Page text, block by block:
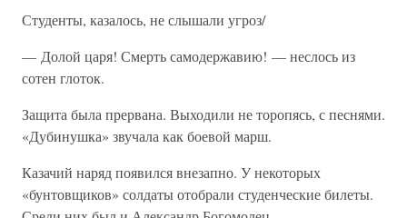
Студенты, казалось, не слышали угроз/
— Долой царя! Смерть самодержавию! — неслось из
сотен глоток.
Защита была прервана. Выходили не торопясь, с песнями.
«Дубинушка» звучала как боевой марш.
Казачий наряд появился внезапно. У некоторых
«бунтовщиков» солдаты отобрали студенческие билеты.